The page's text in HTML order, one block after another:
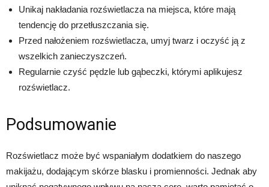
Unikaj nakładania rozświetlacza na miejsca, które mają
tendencję do przetłuszczania się.
Przed nałożeniem rozświetlacza, umyj twarz i oczyść ją z
wszelkich zanieczyszczeń.
Regularnie czyść pędzle lub gąbeczki, którymi aplikujesz
rozświetlacz.
Podsumowanie
Rozświetlacz może być wspaniałym dodatkiem do naszego
makijażu, dodającym skórze blasku i promienności. Jednak aby